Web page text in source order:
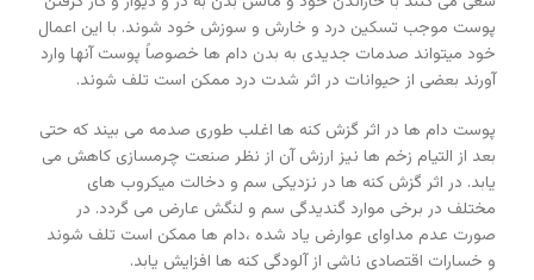
پوست موجب تسکین درد و خارش و سوزش خود شوند. با این اعمال
خود میتواند صدمات جدیدی به بدن دام ها خصوصاً پوست آنها وارد
آورند بعضی از حیوانات در اثر شدت درد ممکن است تلف شوند.
پوست دام ها در اثر گزش کنه ها اغلب طوری صدمه می بیند که حتی
بعد از التیام زخم ها نیز ارزش آن از نظر صنعت چرمسازی کاهش می
یابد. در اثر گزش کنه ها در نزدیکی سم و دخالت میکروب های
مختلف در برخی موارد گندیدگی سم و لنگش عارض می گردد. در
صورت عدم مداوای عوارض یاد شده ،دام ها ممکن است تلف شوند
و خسارات اقتصادی ناشی از آلودگی کنه ها افزایش یابد.